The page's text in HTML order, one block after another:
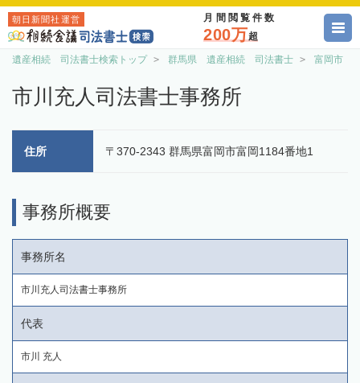
朝日新聞社運営 月間閲覧件数
200万超
遺産相続 司法書士検索トップ 群馬県 遺産相続 司法書士 富岡市
市川充人司法書士事務所
住所 〒370-2343 群馬県富岡市富岡1184番地1
事務所概要
事務所名
市川充人司法書士事務所
代表
市川 充人